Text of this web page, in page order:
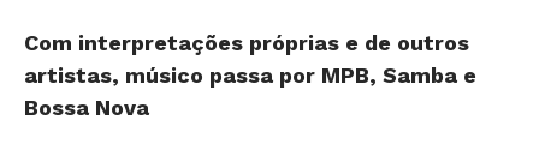
artistas, músico passa por MPB, Samba e
Bossa Nova